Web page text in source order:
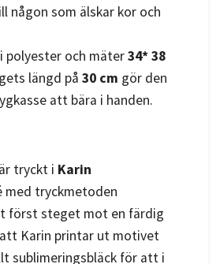
någon som älskar kor och
polyester och mäter34* 38
längd på 30 cm gör den
att bära i handen.
tryckt i Karin
med tryckmetoden
först steget mot en färdig
Karin printar ut motivet
sublimeringsbläck för att i